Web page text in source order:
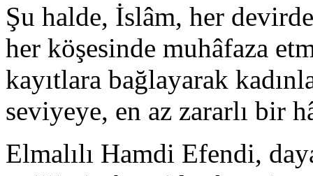
Şu halde, İslâm, her
her köşesinde muhâfaza
kayıtlara bağlayarak
seviyeye, en az zararlı bir
Elmalılı Hamdi Efendi,